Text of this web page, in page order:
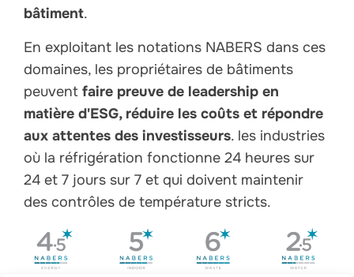
bâtiment.
En exploitant les notations NABERS dans ces
domaines, les propriétaires de bâtiments
peuvent faire preuve de leadership en
matière d'ESG, réduire les coûts et répondre
aux attentes des investisseurs. les industries
où la réfrigération fonctionne 24 heures sur
24 et 7 jours sur 7 et qui doivent maintenir
des contrôles de température stricts.